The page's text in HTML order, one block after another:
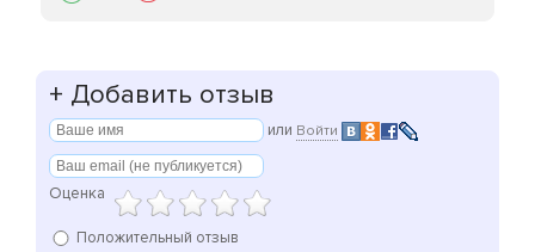
+ Добавить отзыв
или Войти
Оценка
Положительный отзыв